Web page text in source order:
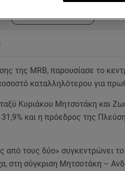
της MRB, παρουσίασε το
καταλληλότερου για
Κυριάκου Μητσοτάκη και
και η πρόεδρος της
από τους δύο» συγκεντρώνει
στη σύγκριση Μητσοτάκη –